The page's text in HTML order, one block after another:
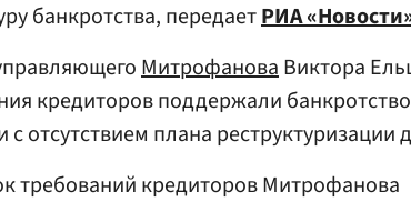
банкротства, передаетРИА
МитрофановаВиктора
кредиторов поддержали банкротство
с отсутствием плана реструктуризации
требований кредиторов Митрофанова